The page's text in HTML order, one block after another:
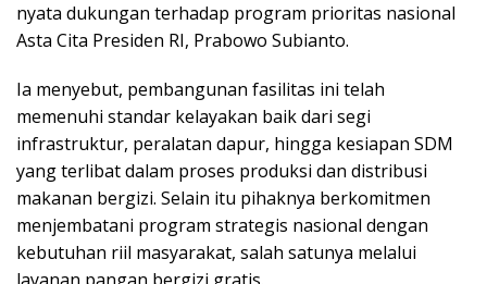
nyata dukungan terhadap program prioritas nasional
Asta Cita Presiden RI, Prabowo Subianto.
Ia menyebut, pembangunan fasilitas ini telah
memenuhi standar kelayakan baik dari segi
infrastruktur, peralatan dapur, hingga kesiapan SDM
yang terlibat dalam proses produksi dan distribusi
makanan bergizi. Selain itu pihaknya berkomitmen
menjembatani program strategis nasional dengan
kebutuhan riil masyarakat, salah satunya melalui